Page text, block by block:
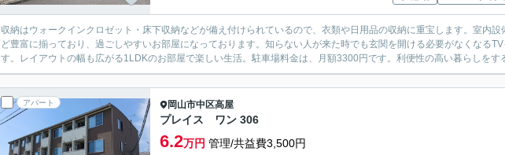
収納はウォークインクロゼット・床下収納などが備え付けられているので、衣類や日用品の収納に重宝します。室内
ど豊富に揃っており、過ごしやすいお部屋になっております。知らない人が来た時でも玄関を開ける必要がなくなる
す。レイアウトの幅も広がる1LDKのお部屋で楽しい生活。駐車場料金は、月額3300円です。利便性の高い暮らしをす
アパート 岡山市中区高屋
プレイス ワン 306
6.2万円 管理/共益費3,500円